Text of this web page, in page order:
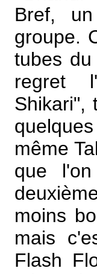
Bref,
groupe.
tubes
regret
Shikari",
même
que
moins
mais
Flash